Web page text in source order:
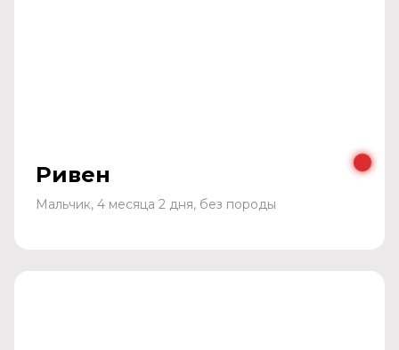
Ривен
Мальчик, 4 месяца 2 дня, без породы